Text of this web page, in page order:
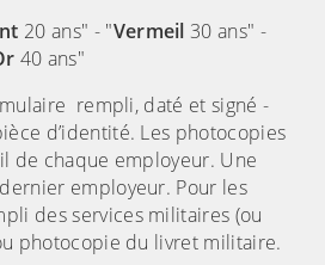
20 ans" - "Vermeil 30 ans" -
40 ans"
rempli, daté et signé -
d’identité. Les photocopies
de chaque employeur. Une
employeur. Pour les
des services militaires (ou
photocopie du livret militaire.